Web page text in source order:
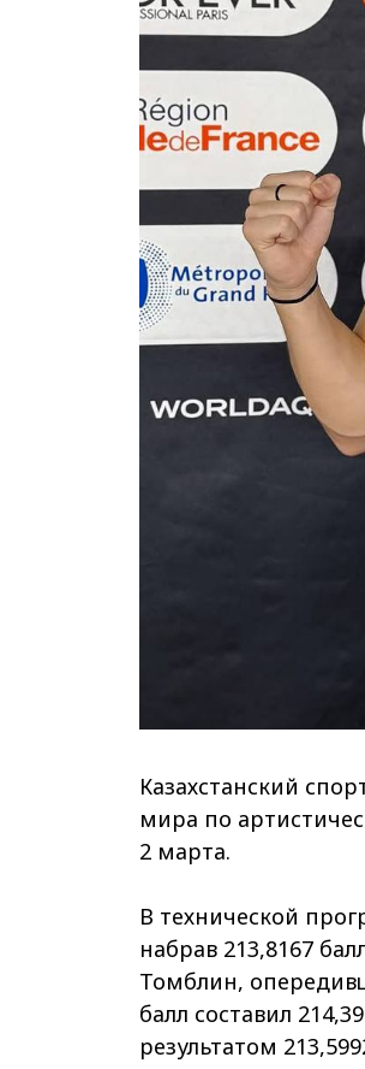
Казахстанский
мира по
2 марта.
В технической
набрав 213,8167
Томблин,
балл составил
результатом